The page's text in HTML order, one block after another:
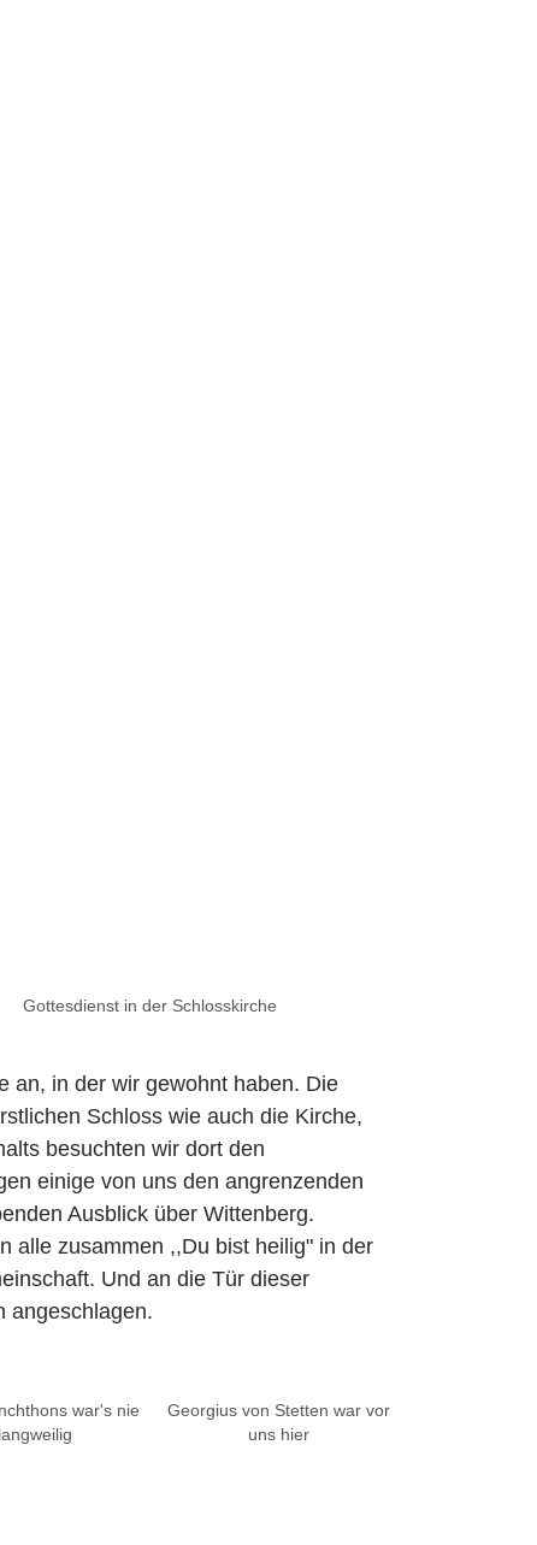
Gottesdienst in der Schlosskirche
an, in der wir gewohnt haben. Die
Schloss wie auch die Kirche,
besuchten wir dort den
einige von uns den angrenzenden
Ausblick über Wittenberg.
alle zusammen ,,Du bist heilig" in der
Und an die Tür dieser
angeschlagen.
war's nie
langweilig
Georgius von Stetten war vor
uns hier